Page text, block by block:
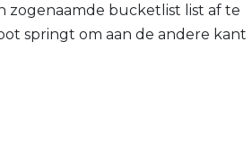
zogenaamde bucketlist list af te
springt om aan de andere kant